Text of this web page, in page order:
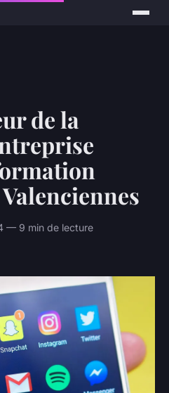
de la
— 9 min de lecture